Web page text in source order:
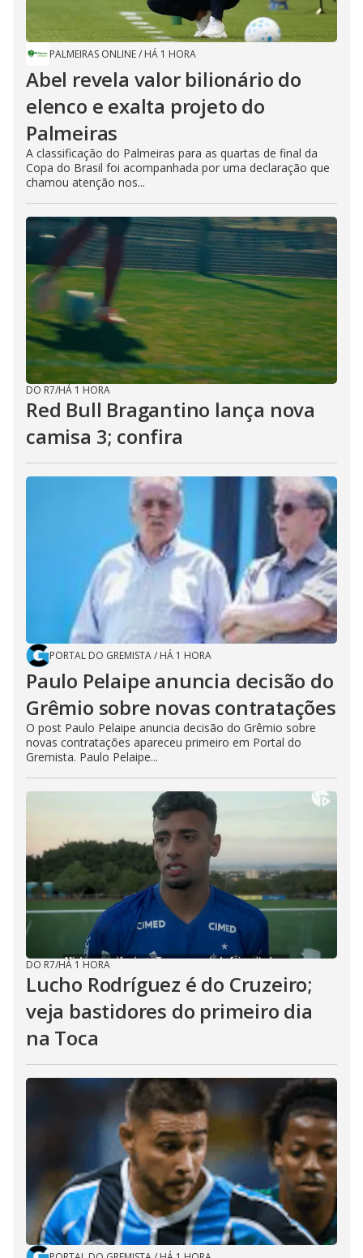
PALMEIRAS ONLINE/ HÁ 1 HORA
Abel revela valor bilionário do
elenco e exalta projeto do
Palmeiras
A classificação do Palmeiras para as quartas de final da
Copa do Brasil foi acompanhada por uma declaração que
chamou atenção nos...
DO R7/HÁ 1 HORA
Red Bull Bragantino lança nova
camisa 3; confira
PORTAL DO GREMISTA/ HÁ 1 HORA
Paulo Pelaipe anuncia decisão do
Grêmio sobre novas contratações
O post Paulo Pelaipe anuncia decisão do Grêmio sobre
novas contratações apareceu primeiro em Portal do
Gremista. Paulo Pelaipe...
DO R7/HÁ 1 HORA
Lucho Rodríguez é do Cruzeiro;
veja bastidores do primeiro dia
na Toca